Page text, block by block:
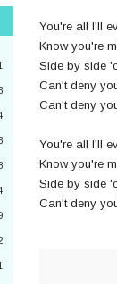
You're all I'll
Know you're
Side by side
Can't deny
Can't deny
You're all I'll
Know you're
Side by side
Can't deny